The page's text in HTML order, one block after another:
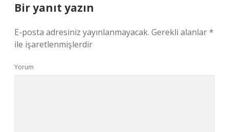
Bir yanıt yazın
E-posta adresiniz yayınlanmayacak. Gerekli alanlar*
ile işaretlenmişlerdir
Yorum